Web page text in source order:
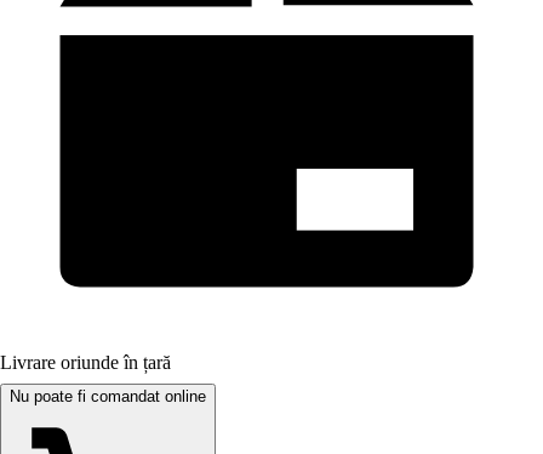
Livrare oriunde în țară
Nu poate fi comandat online